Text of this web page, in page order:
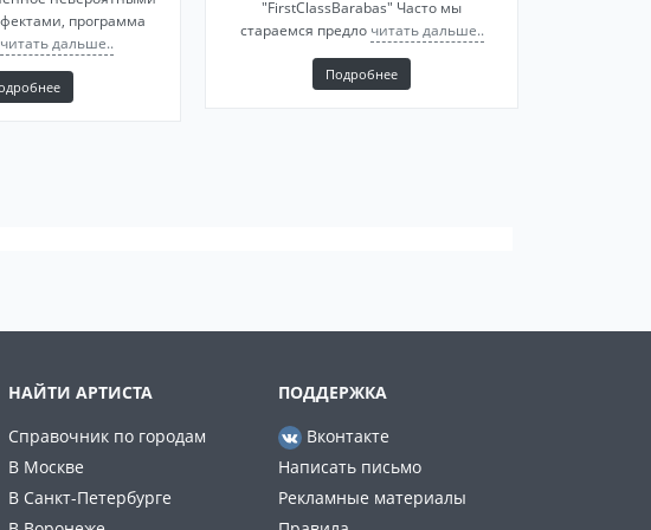
программа
читать дальше..
"FirstClassBarabas" Часто мы
стараемся предло читать дальше..
Подробнее
НАЙТИ АРТИСТА
Справочник по городам
В Москве
В Санкт-Петербурге
ПОДДЕРЖКА
Вконтакте
Написать письмо
Рекламные материалы